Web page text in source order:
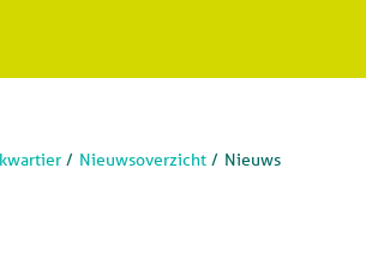
Nieuwsoverzicht Nieuws